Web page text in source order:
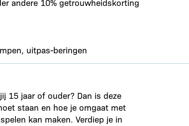
uitpas-beringen
15 jaar of ouder? Dan is deze
staan en hoe je omgaat met
kan maken. Verdiep je in